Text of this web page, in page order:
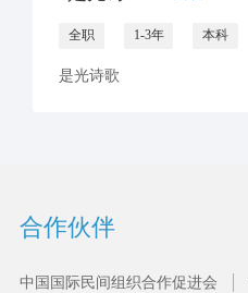
全职 1-3年 本科
是光诗歌
合作伙伴
中国国际民间组织合作促进会